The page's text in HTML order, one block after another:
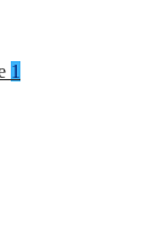
1